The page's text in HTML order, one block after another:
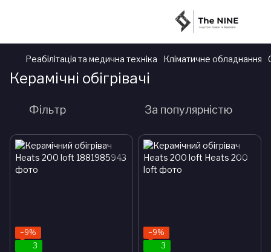
Реабілітація та медична техніка Кліматичне обладнання
Керамічні обігрівачі
Фільтр За популярністю
−9%
3
−9%
3